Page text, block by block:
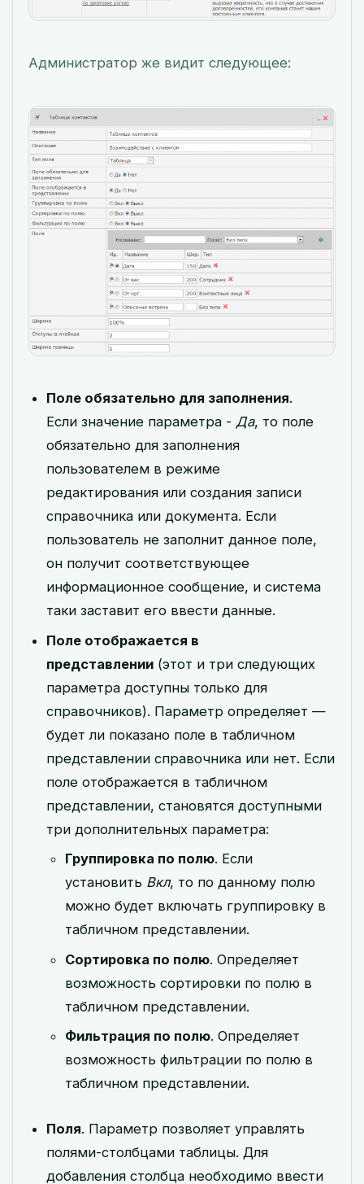
Администратор же видит следующее:
Поле обязательно для заполнения.
Если значение параметра - Да, то поле
обязательно для заполнения
пользователем в режиме
редактирования или создания записи
справочника или документа. Если
пользователь не заполнит данное поле,
он получит соответствующее
информационное сообщение, и система
таки заставит его ввести данные.
Поле отображается в
представлении (этот и три следующих
параметра доступны только для
справочников). Параметр определяет —
будет ли показано поле в табличном
представлении справочника или нет. Если
поле отображается в табличном
представлении, становятся доступными
три дополнительных параметра:
Группировка по полю. Если
установить Вкл, то по данному полю
можно будет включать группировку в
табличном представлении.
Сортировка по полю. Определяет
возможность сортировки по полю в
табличном представлении.
Фильтрация по полю. Определяет
возможность фильтрации по полю в
табличном представлении.
Поля. Параметр позволяет управлять
полями-столбцами таблицы. Для
добавления столбца необходимо ввести